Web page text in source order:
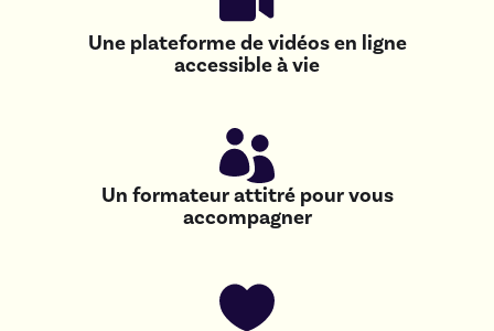
Une plateforme de vidéos en ligne
accessible à vie
Un formateur attitré pour vous
accompagner